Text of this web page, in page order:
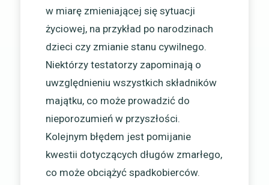
w miarę zmieniającej się sytuacji
życiowej, na przykład po narodzinach
dzieci czy zmianie stanu cywilnego.
Niektórzy testatorzy zapominają o
uwzględnieniu wszystkich składników
majątku, co może prowadzić do
nieporozumień w przyszłości.
Kolejnym błędem jest pomijanie
kwestii dotyczących długów zmarłego,
co może obciążyć spadkobierców.